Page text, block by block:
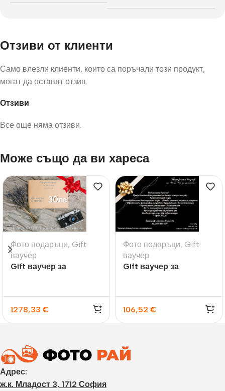
Отзиви от клиенти
Отзиви
Все още няма отзиви.
Само влезли клиенти, които са поръчали този продукт,
могат да оставят отзив.
Може също да ви хареса
Фото подаръци, Gift
ваучер
Gift ваучер за
1278,33 €
Фото подаръци, Gift
ваучер
Gift ваучер за
106,52 €
Адрес:
ж.к. Младост 3, 1712 София